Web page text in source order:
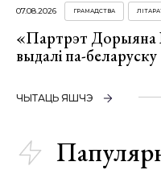
07.08.2026 ГРАМАДСТВА
«Партрэт Дорыяна
выдалі па-беларуску
ЧЫТАЦЬ ЯШЧЭ